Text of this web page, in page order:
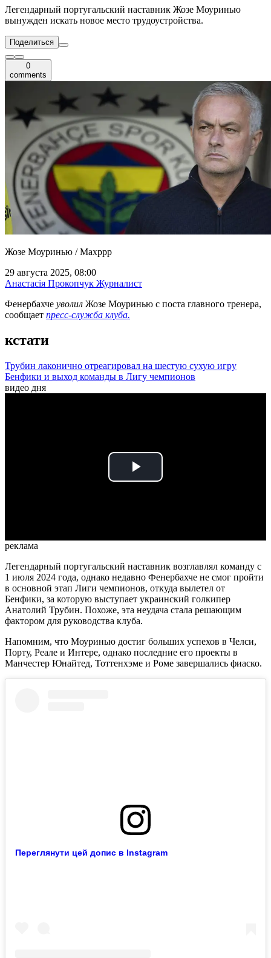
Легендарный португальский наставник Жозе Моуринью
вынужден искать новое место трудоустройства.
Поделиться
0
comments
Жозе Моуринью / Maxppp
29 августа 2025, 08:00
Анастасія Прокопчук Журналист
Фенербахче уволил Жозе Моуринью с поста главного тренера,
сообщает пресс-служба клуба.
кстати
Трубин лаконично отреагировал на шестую сухую игру
Бенфики и выход команды в Лигу чемпионов
видео дня
Play
реклама
Легендарный португальский наставник возглавлял команду с
1 июля 2024 года, однако недавно Фенербахче не смог пройти
в основной этап Лиги чемпионов, откуда вылетел от
Бенфики, за которую выступает украинский голкипер
Анатолий Трубин. Похоже, эта неудача стала решающим
фактором для руководства клуба.
Напомним, что Моуринью достиг больших успехов в Челси,
Порту, Реале и Интере, однако последние его проекты в
Манчестер Юнайтед, Тоттенхэме и Роме завершались фиаско.
Переглянути цей допис в Instagram